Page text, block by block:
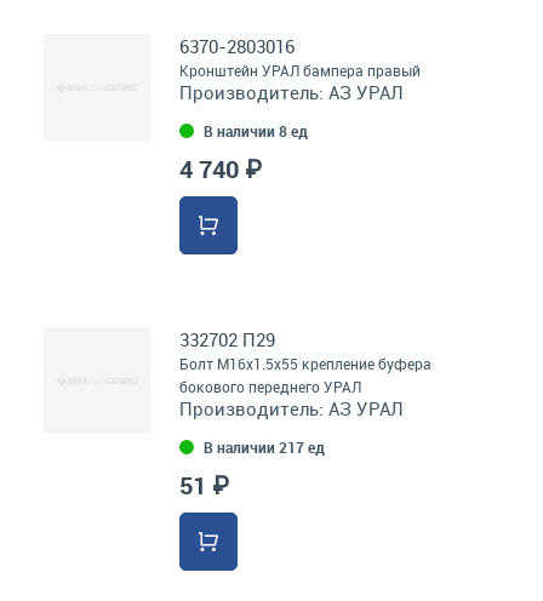
6370-2803016
Кронштейн УРАЛ бампера правый
Производитель: АЗ УРАЛ
В наличии 8 ед
4 740 ₽
332702 П29
Болт М16х1.5х55 крепление буфера
бокового переднего УРАЛ
Производитель: АЗ УРАЛ
В наличии 217 ед
51 ₽